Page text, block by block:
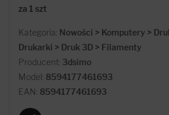
za 1 szt
Kategoria: Nowości > Komputery >
Drukarki > Druk 3D > Filamenty
Producent: 3dsimo
Model: 8594177461693
EAN: 8594177461693